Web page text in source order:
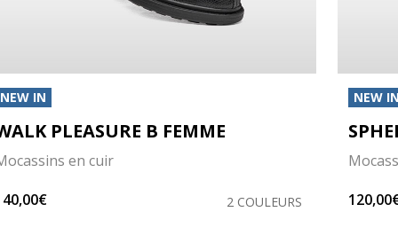
NEW IN
PLEASURE B FEMME
en cuir
2 COULEURS
NEW